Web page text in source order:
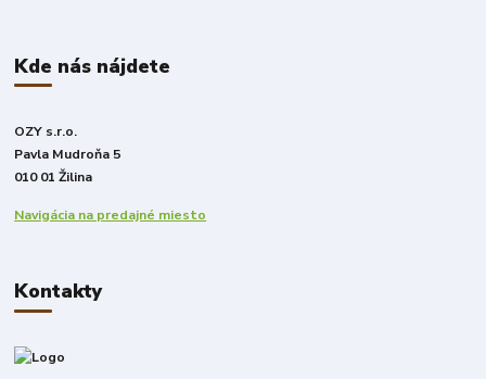
Kde nás nájdete
OZY s.r.o.
Pavla Mudroňa 5
010 01 Žilina
Navigácia na predajné miesto
Kontakty